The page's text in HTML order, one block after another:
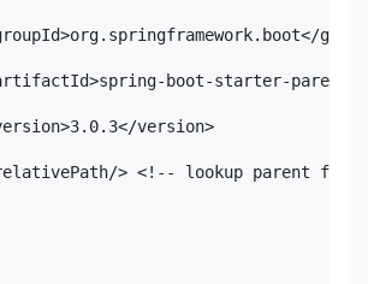
boot-starter-
version>
> <!-- lookup parent from